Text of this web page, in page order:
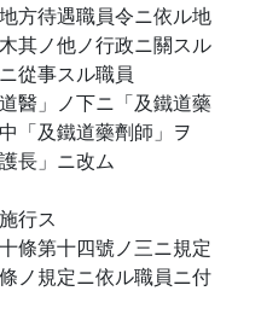
方待遇職員令ニ依ル地
其ノ他ノ行政ニ關スル
從事スル職員
醫」ノ下ニ「及鐵道藥
「及鐵道藥劑師」ヲ
長」ニ改ム
行ス
條第十四號ノ三ニ規定
ノ規定ニ依ル職員ニ付